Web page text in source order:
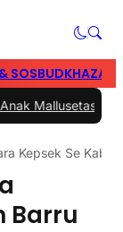
SOSBUD
Mallusetasi,
Kepsek Se
Barru